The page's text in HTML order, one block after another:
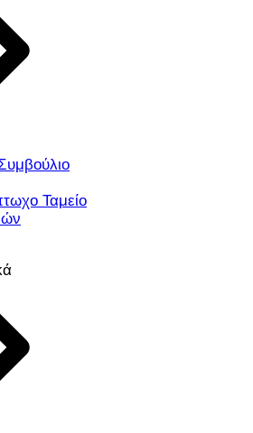
Ταμείο